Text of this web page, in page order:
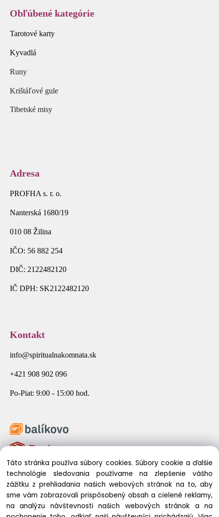
Obľúbené kategórie
Tarotové karty
Kyvadlá
Runy
Krištáľové gule
Tibetské misy
Adresa
PROFHA s. r. o.
Nanterská 1680/19
010 08 Žilina
IČO: 56 882 254
DIČ: 2122482120
IČ DPH: SK2122482120
Kontakt
info@spiritualnakomnata.sk
+421 908 902 096
Po-Piat: 9:00 - 15:00 hod.
Táto stránka používa súbory cookies. Súbory cookie a ďalšie
technológie sledovania používame na zlepšenie vášho
zážitku z prehliadania našich webových stránok na to, aby
sme vám zobrazovali prispôsobený obsah a cielené reklamy,
na analýzu návštevnosti našich webových stránok a na